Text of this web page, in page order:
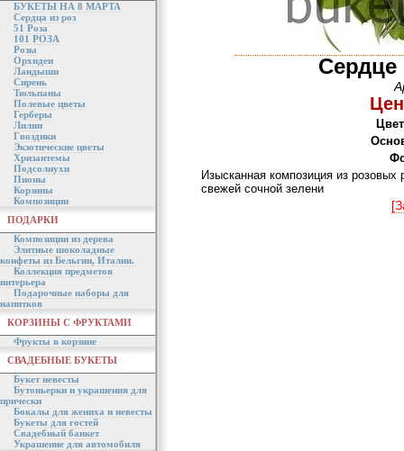
БУКЕТЫ НА 8 МАРТА
Сердца из роз
51 Роза
101 РОЗА
Розы
Орхидеи
Ландыши
Сирень
Тюльпаны
Полевые цветы
Герберы
Лилии
Гвоздики
Экзотические цветы
Хризантемы
Подсолнухи
Пионы
Корзины
Композиции
ПОДАРКИ
Композиции из дерева
Элитные шоколадные
конфеты из Бельгии, Италии.
Коллекция предметов
интерьера
Подарочные наборы для
напитков
КОРЗИНЫ С ФРУКТАМИ
Фрукты в корзине
СВАДЕБНЫЕ БУКЕТЫ
Букет невесты
Бутоньерки и украшения для
прически
Бокалы для жениха и невесты
Букеты для гостей
Свадебный банкет
Украшение для автомобиля
Сердце
Изысканная композиция из
свежей сочной зелени